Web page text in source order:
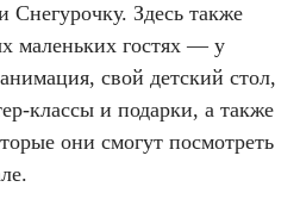
Здесь также
маленьких гостях — у
свой детский стол,
классы и подарки, а также
они смогут посмотреть